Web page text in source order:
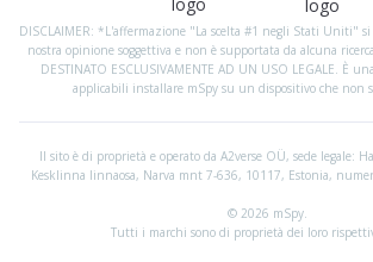
DISCLAIMER: *L'affermazione "La scelta #1 negli Stati Uniti" si
nostra opinione soggettiva e non è supportata da alcuna
DESTINATO ESCLUSIVAMENTE AD UN USO LEGALE. È
applicabili installare mSpy su un dispositivo che non si
Il sito è di proprietà e operato da A2verse OÜ, sede legale:
Kesklinna linnaosa, Narva mnt 7-636, 10117, Estonia,
© 2026 mSpy.
Tutti i marchi sono di proprietà dei loro